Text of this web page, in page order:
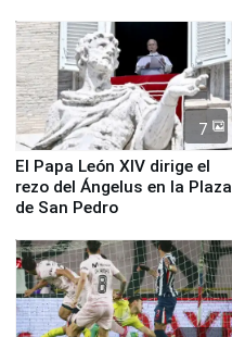
7
El Papa León XIV dirige el
rezo del Ángelus en la Plaza
de San Pedro